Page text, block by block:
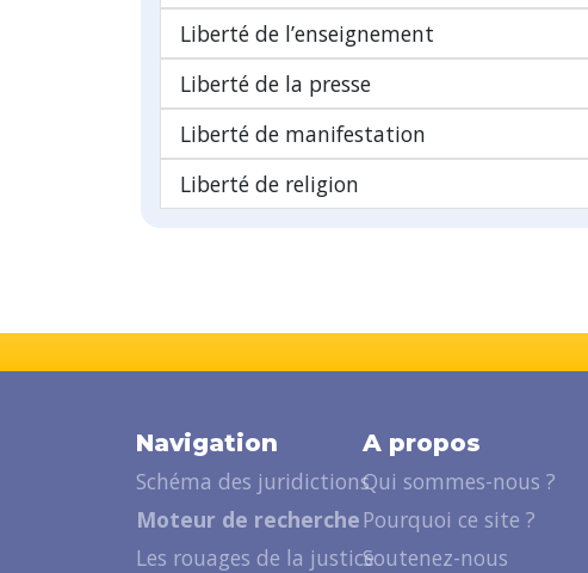
Liberté de l’enseignement
Liberté de la presse
Liberté de manifestation
Liberté de religion
Navigation
Schéma des juridictions
Moteur de recherche
Les rouages de la justice
A propos
Qui sommes-nous ?
Pourquoi ce site ?
Soutenez-nous